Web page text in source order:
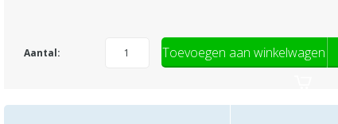
Aantal: Toevoegen aan winkelwagen